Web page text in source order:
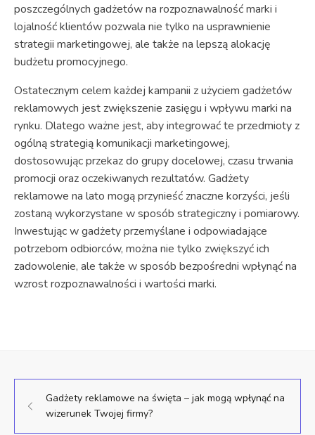
poszczególnych gadżetów na rozpoznawalność marki i
lojalność klientów pozwala nie tylko na usprawnienie
strategii marketingowej, ale także na lepszą alokację
budżetu promocyjnego.
Ostatecznym celem każdej kampanii z użyciem gadżetów
reklamowych jest zwiększenie zasięgu i wpływu marki na
rynku. Dlatego ważne jest, aby integrować te przedmioty z
ogólną strategią komunikacji marketingowej,
dostosowując przekaz do grupy docelowej, czasu trwania
promocji oraz oczekiwanych rezultatów. Gadżety
reklamowe na lato mogą przynieść znaczne korzyści, jeśli
zostaną wykorzystane w sposób strategiczny i pomiarowy.
Inwestując w gadżety przemyślane i odpowiadające
potrzebom odbiorców, można nie tylko zwiększyć ich
zadowolenie, ale także w sposób bezpośredni wpłynąć na
wzrost rozpoznawalności i wartości marki.
Gadżety reklamowe na święta – jak mogą wpłynąć na
wizerunek Twojej firmy?